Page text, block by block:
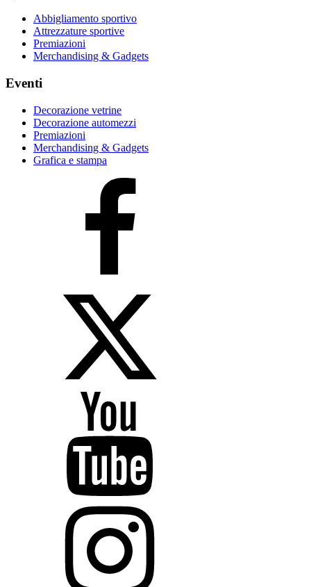
Abbigliamento sportivo
Attrezzature sportive
Premiazioni
Merchandising & Gadgets
Eventi
Decorazione vetrine
Decorazione automezzi
Premiazioni
Merchandising & Gadgets
Grafica e stampa